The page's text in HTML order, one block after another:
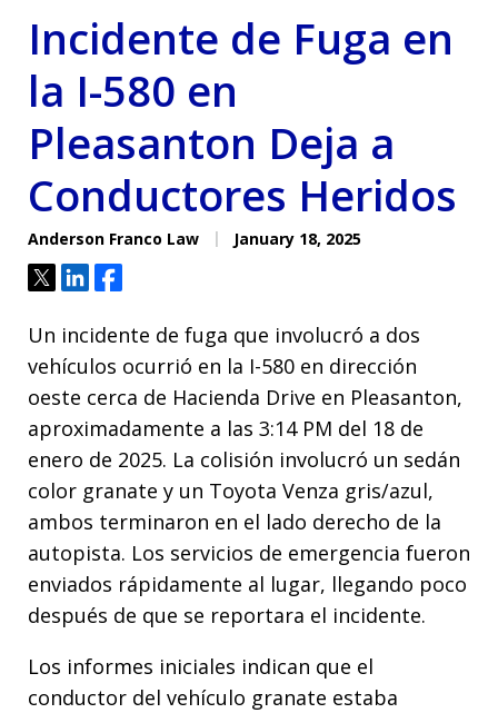
Incidente de Fuga en
la I-580 en
Pleasanton Deja a
Conductores Heridos
Anderson Franco Law January 18, 2025
TweetShareShare
Un incidente de fuga que involucró a dos
vehículos ocurrió en la I-580 en dirección
oeste cerca de Hacienda Drive en Pleasanton,
aproximadamente a las 3:14 PM del 18 de
enero de 2025. La colisión involucró un sedán
color granate y un Toyota Venza gris/azul,
ambos terminaron en el lado derecho de la
autopista. Los servicios de emergencia fueron
enviados rápidamente al lugar, llegando poco
después de que se reportara el incidente.
Los informes iniciales indican que el
conductor del vehículo granate estaba